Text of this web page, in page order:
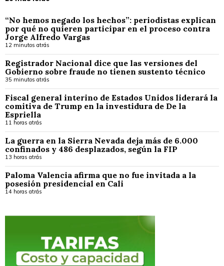
“No hemos negado los hechos”: periodistas explican
por qué no quieren participar en el proceso contra
Jorge Alfredo Vargas
12 minutos atrás
Registrador Nacional dice que las versiones del
Gobierno sobre fraude no tienen sustento técnico
35 minutos atrás
Fiscal general interino de Estados Unidos liderará la
comitiva de Trump en la investidura de De la
Espriella
11 horas atrás
La guerra en la Sierra Nevada deja más de 6.000
confinados y 486 desplazados, según la FIP
13 horas atrás
Paloma Valencia afirma que no fue invitada a la
posesión presidencial en Cali
14 horas atrás